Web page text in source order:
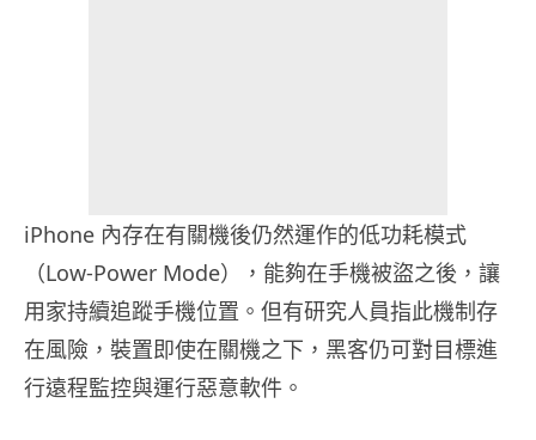
iPhone 內存在有關機後仍然運作的低功耗模式
（Low-Power Mode），能夠在手機被盜之後，讓
用家持續追蹤手機位置。但有研究人員指此機制存
在風險，裝置即使在關機之下，黑客仍可對目標進
行遠程監控與運行惡意軟件。